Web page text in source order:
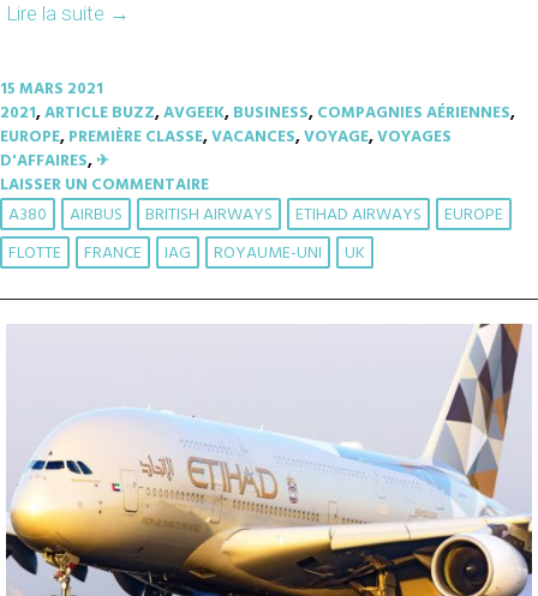
Lire la suite →
15 MARS 2021
2021,ARTICLE BUZZ,AVGEEK,BUSINESS,COMPAGNIES AÉRIENNES,
EUROPE,PREMIÈRE CLASSE,VACANCES,VOYAGE,VOYAGES
D'AFFAIRES,✈︎
LAISSER UN COMMENTAIRE
A380 AIRBUS BRITISH AIRWAYS ETIHAD AIRWAYS
EUROPE
FLOTTE
FRANCE IAG ROYAUME-UNI UK